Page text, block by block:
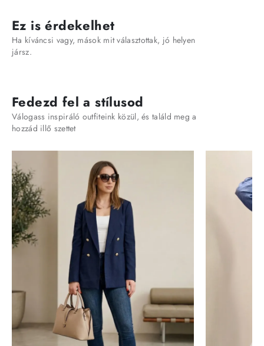
Ez is érdekelhet
Ha kíváncsi vagy, mások mit választottak, jó helyen
jársz.
Fedezd fel a stílusod
Válogass inspiráló outfiteink közül, és találd meg a
hozzád illő szettet